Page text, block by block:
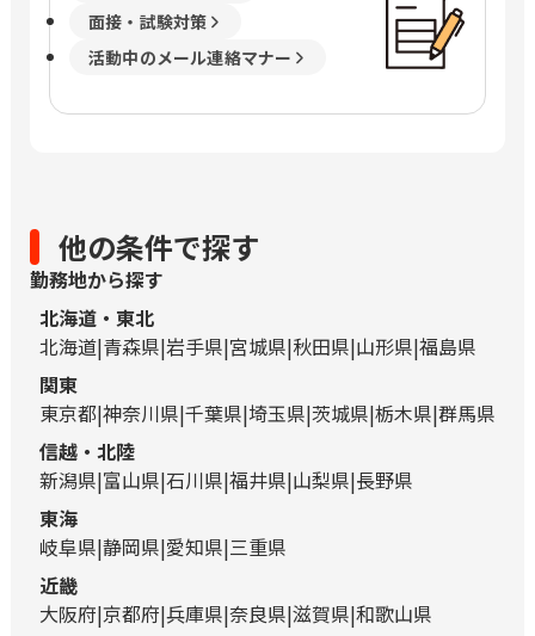
面接・試験対策
活動中のメール連絡マナー
他の条件で探す
勤務地から探す
北海道・東北
北海道 青森県 岩手県 宮城県 秋田県 山形県 福島県
関東
東京都 神奈川県 千葉県 埼玉県 茨城県 栃木県 群馬県
信越・北陸
新潟県 富山県 石川県 福井県 山梨県 長野県
東海
岐阜県 静岡県 愛知県 三重県
近畿
大阪府 京都府 兵庫県 奈良県 滋賀県 和歌山県